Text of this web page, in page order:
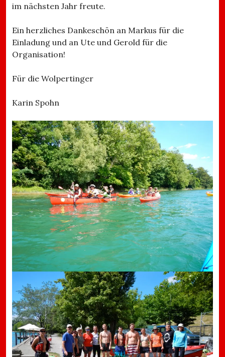
im nächsten Jahr freute.
Ein herzliches Dankeschön an Markus für die
Einladung und an Ute und Gerold für die
Organisation!
Für die Wolpertinger
Karin Spohn